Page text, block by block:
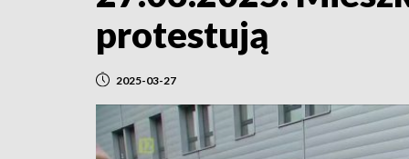
protestują
2025-03-27